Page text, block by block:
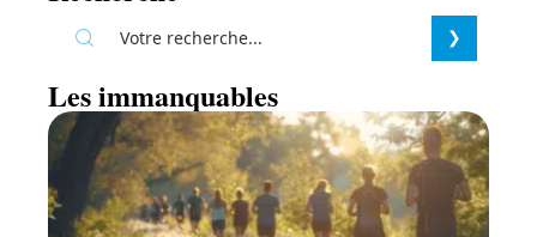
Les immanquables